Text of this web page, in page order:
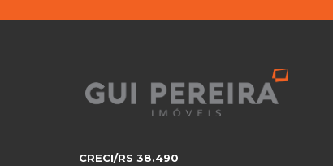
CRECI/RS 38.490